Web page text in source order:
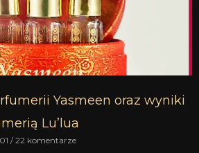
Yasmeen oraz wyniki
Lu’lua
22 komentarze